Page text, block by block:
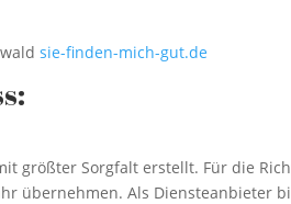
sie-finden-mich-gut.de
größter Sorgfalt erstellt. Für die
übernehmen. Als Diensteanbieter